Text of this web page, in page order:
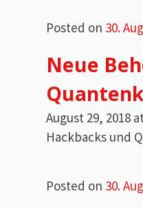
Posted on 30.
Neue
August 29, 2018
Hackbacks und
Posted on 30.